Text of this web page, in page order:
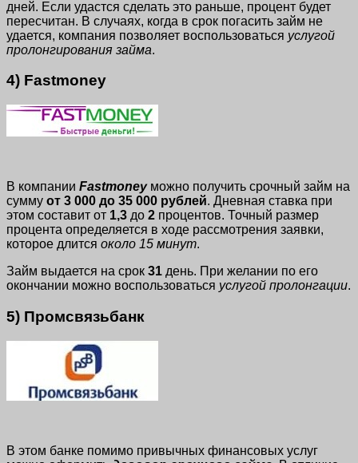
дней. Если удастся сделать это раньше, процент будет
пересчитан. В случаях, когда в срок погасить займ не
удается, компания позволяет воспользоваться услугой
пролонгирования займа.
4) Fastmoney
В компании Fastmoneyможно получить срочный займ на
сумму от 3 000 до 35 000 рублей. Дневная ставка при
этом составит от 1,3 до 2 процентов. Точный размер
процента определяется в ходе рассмотрения заявки,
которое длится около 15 минут.
Займ выдается на срок 31 день. При желании по его
окончании можно воспользоваться услугой пролонгации.
5) Промсвязьбанк
В этом банке помимо привычных финансовых услуг